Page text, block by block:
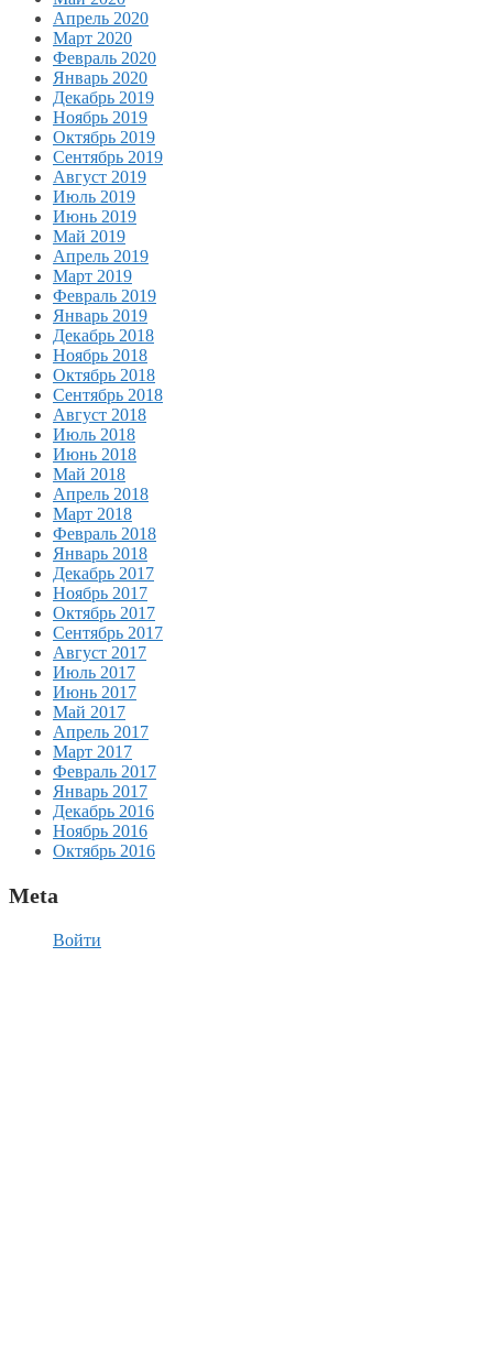
Апрель 2020
Март 2020
Февраль 2020
Январь 2020
Декабрь 2019
Ноябрь 2019
Октябрь 2019
Сентябрь 2019
Август 2019
Июль 2019
Июнь 2019
Май 2019
Апрель 2019
Март 2019
Февраль 2019
Январь 2019
Декабрь 2018
Ноябрь 2018
Октябрь 2018
Сентябрь 2018
Август 2018
Июль 2018
Июнь 2018
Май 2018
Апрель 2018
Март 2018
Февраль 2018
Январь 2018
Декабрь 2017
Ноябрь 2017
Октябрь 2017
Сентябрь 2017
Август 2017
Июль 2017
Июнь 2017
Май 2017
Апрель 2017
Март 2017
Февраль 2017
Январь 2017
Декабрь 2016
Ноябрь 2016
Октябрь 2016
Meta
Войти